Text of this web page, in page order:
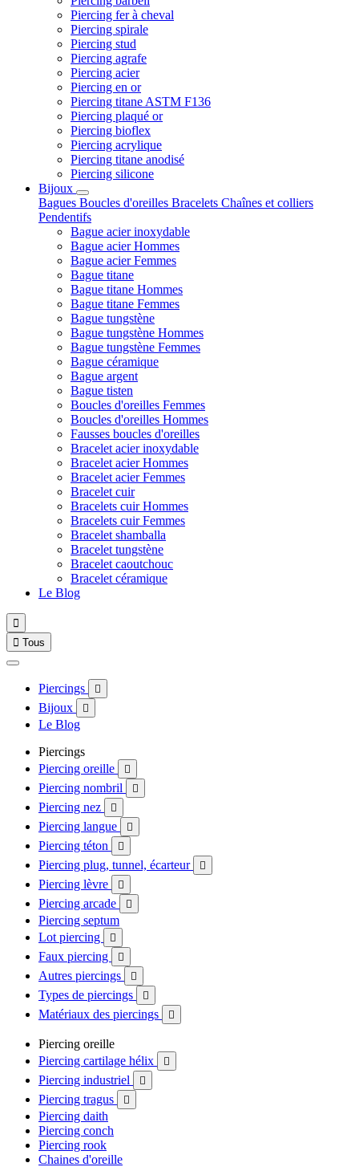
Piercing fer à cheval
Piercing spirale
Piercing stud
Piercing agrafe
Piercing acier
Piercing en or
Piercing titane ASTM F136
Piercing plaqué or
Piercing bioflex
Piercing acrylique
Piercing titane anodisé
Piercing silicone
Bijoux
Bagues Boucles d'oreilles Bracelets Chaînes et colliers
Pendentifs
Bague acier inoxydable
Bague acier Hommes
Bague acier Femmes
Bague titane
Bague titane Hommes
Bague titane Femmes
Bague tungstène
Bague tungstène Hommes
Bague tungstène Femmes
Bague céramique
Bague argent
Bague tisten
Boucles d'oreilles Femmes
Boucles d'oreilles Hommes
Fausses boucles d'oreilles
Bracelet acier inoxydable
Bracelet acier Hommes
Bracelet acier Femmes
Bracelet cuir
Bracelets cuir Hommes
Bracelets cuir Femmes
Bracelet shamballa
Bracelet tungstène
Bracelet caoutchouc
Bracelet céramique
Le Blog

 Tous
Piercings 
Bijoux 
Le Blog
Piercings
Piercing oreille

Piercing nombril 
Piercing nez 
Piercing langue 
Piercing téton 
Piercing plug, tunnel, écarteur 
Piercing lèvre 
Piercing arcade 
Piercing septum
Lot piercing

Faux piercing 
Autres piercings 
Types de piercings 
Matériaux des piercings 
Piercing oreille
Piercing cartilage hélix

Piercing industriel 
Piercing tragus 
Piercing daith
Piercing conch
Piercing rook
Chaines d'oreille